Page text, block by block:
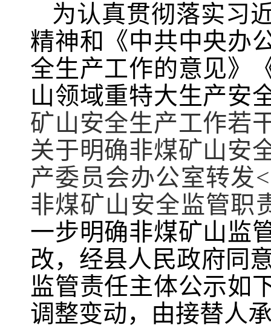
为认真贯彻落实习
精神和《中共中央办
全生产工作的意见》
山领域重特大生产安
矿山安全生产工作若
关于明确非煤矿山安
产委员会办公室转发
非煤矿山安全监管职
一步明确非煤矿山监
改，经县人民政府同
监管责任主体公示如
调整变动，由接替人